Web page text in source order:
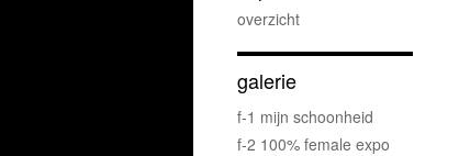
overzicht
galerie
f-1 mijn schoonheid
f-2 100% female expo